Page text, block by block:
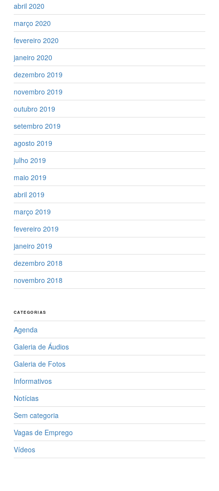
abril 2020
março 2020
fevereiro 2020
janeiro 2020
dezembro 2019
novembro 2019
outubro 2019
setembro 2019
agosto 2019
julho 2019
maio 2019
abril 2019
março 2019
fevereiro 2019
janeiro 2019
dezembro 2018
novembro 2018
CATEGORIAS
Agenda
Galeria de Áudios
Galeria de Fotos
Informativos
Notícias
Sem categoria
Vagas de Emprego
Vídeos